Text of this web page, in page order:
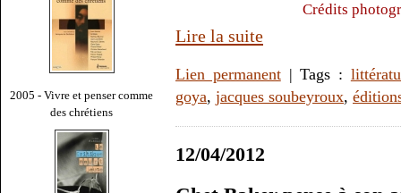
2005 - Vivre et penser comme
des chrétiens
Crédits
Lire la suite
Lien permanent| Tags :
goya, jacques soubeyroux,
12/04/2012